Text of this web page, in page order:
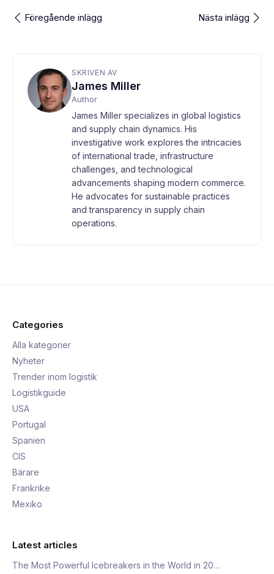
Föregående inlägg Nästa inlägg
SKRIVEN AV
James Miller
Author
James Miller specializes in global logistics
and supply chain dynamics. His
investigative work explores the intricacies
of international trade, infrastructure
challenges, and technological
advancements shaping modern commerce.
He advocates for sustainable practices
and transparency in supply chain
operations.
Categories
Alla kategorier
Nyheter
Trender inom logistik
Logistikguide
USA
Portugal
Spanien
CIS
Bärare
Frankrike
Mexiko
Latest articles
The Most Powerful Icebreakers in the World in 20…